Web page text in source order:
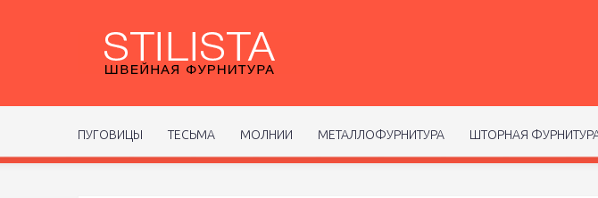
ПУГОВИЦЫ ТЕСЬМА МОЛНИИ МЕТАЛЛОФУРНИТУРА ШТОРНАЯ